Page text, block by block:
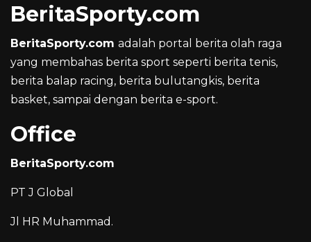
BeritaSporty.com
BeritaSporty.com adalah portal berita olah raga
yang membahas berita sport seperti berita tenis,
berita balap racing, berita bulutangkis, berita
basket, sampai dengan berita e-sport.
Office
BeritaSporty.com
PT J Global
Jl HR Muhammad.